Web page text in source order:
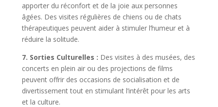
apporter du réconfort et de la joie aux personnes
âgées. Des visites régulières de chiens ou de chats
thérapeutiques peuvent aider à stimuler l’humeur et à
réduire la solitude.
7. Sorties Culturelles : Des visites à des musées, des
concerts en plein air ou des projections de films
peuvent offrir des occasions de socialisation et de
divertissement tout en stimulant l’intérêt pour les arts
et la culture.